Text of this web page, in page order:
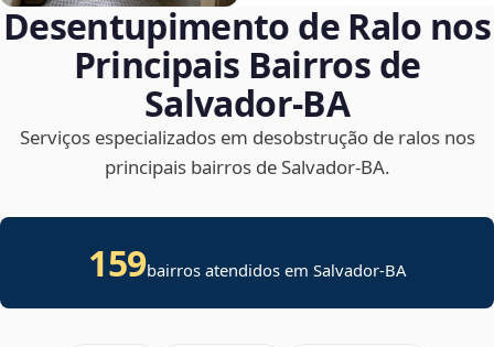
Desentupimento de Ralo nos
Principais Bairros de
Salvador‑BA
Serviços especializados em desobstrução de ralos nos
principais bairros de Salvador‑BA.
159bairros atendidos em Salvador-BA